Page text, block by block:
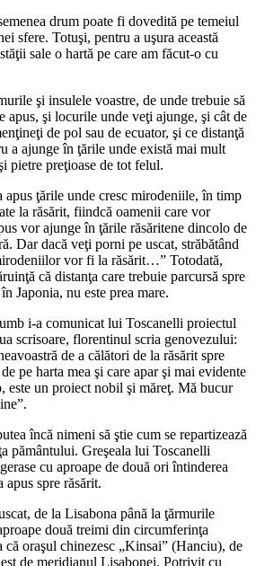
drum poate fi dovedită pe temeiul
sfere. Totuşi, pentru a uşura această
sale o hartă pe care am făcut-o cu
şi insulele voastre, de unde trebuie să
apus, şi locurile unde veţi ajunge, şi cât de
de pol sau de ecuator, şi ce distanţă
a ajunge în ţările unde există mai mult
pietre preţioase de tot felul.
apus ţările unde cresc mirodeniile, în timp
la răsărit, fiindcă oamenii care vor
vor ajunge în ţările răsăritene dincolo de
Dar dacă veţi porni pe uscat, străbătând
vor fi la răsărit…” Totodată,
că distanţa care trebuie parcursă spre
Japonia, nu este prea mare.
i-a comunicat lui Toscanelli proiectul
scrisoare, florentinul scria genovezului:
de a călători de la răsărit spre
pe harta mea şi care apar şi mai evidente
este un proiect nobil şi măreţ. Mă bucur
încă nimeni să ştie cum se repartizează
pământului. Greşeala lui Toscanelli
cu aproape de două ori întinderea
spre răsărit.
de la Lisabona până la ţărmurile
două treimi din circumferinţa
că oraşul chinezesc „Kinsai” (Hanciu), de
de meridianul Lisabonei. Potrivit cu